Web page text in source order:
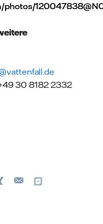
photos/
30 8182 2332
Xing
E-